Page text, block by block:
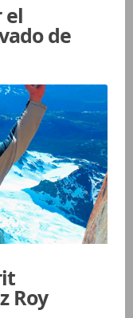
el
de
Roy